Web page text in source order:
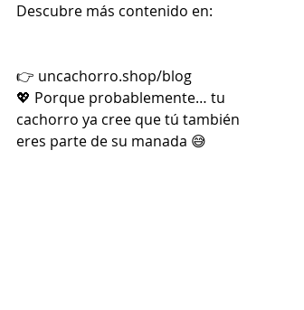
Descubre más contenido en:
👉 uncachorro.shop/blog
💖 Porque probablemente… tu
cachorro ya cree que tú también
eres parte de su manada 😅